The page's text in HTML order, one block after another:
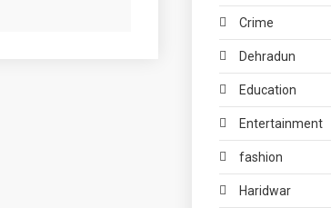
Crime
Dehradun
Education
Entertainment
fashion
Haridwar